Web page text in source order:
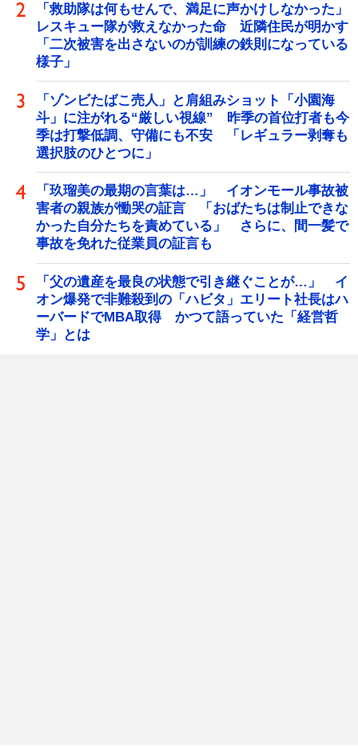
「救助隊は何もせんで、満足に声かけしなかった」
レスキュー隊が救えなかった命 近隣住民が明かす
「二次被害を出さないのが訓練の鉄則になっている
様子」
「ゾンビたばこ売人」と肩組みショット「小園海
斗」に注がれる“厳しい視線” 昨季の首位打者も今
季は打撃低調、守備にも不安 「レギュラー剥奪も
選択肢のひとつに」
「玖瑠美の最期の言葉は…」 イオンモール事故被
害者の親族が慟哭の証言 「おばたちは制止できな
かった自分たちを責めている」 さらに、間一髪で
事故を免れた従業員の証言も
「父の遺産を最良の状態で引き継ぐことが…」 イ
オン爆発で非難殺到の「ハビタ」エリート社長はハ
ーバードでMBA取得 かつて語っていた「経営哲
学」とは